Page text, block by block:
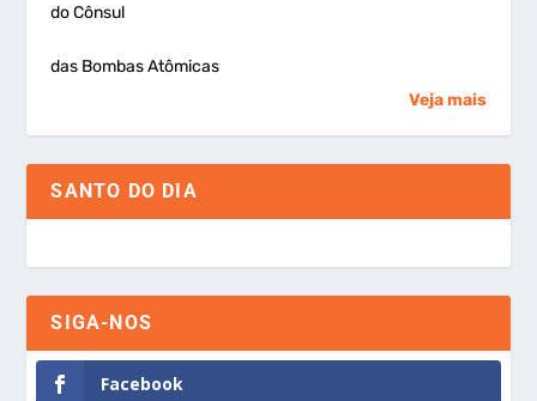
do Cônsul
das Bombas Atômicas
Veja mais
SANTO DO DIA
SIGA-NOS
Facebook